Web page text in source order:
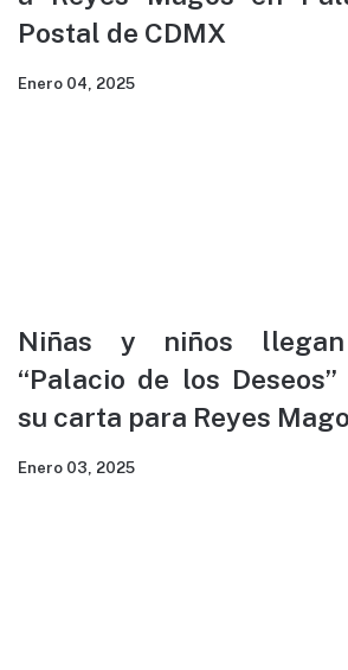
Postal de CDMX
Enero 04, 2025
Niñas y niños
“Palacio de los Deseos”
su carta para Reyes
Enero 03, 2025